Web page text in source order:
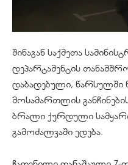
შინაგან საქმეთა
დეპარტამენტის
დაბადებული, წარსულში
მოსამართლის
ბრალი ქურდული
გამოძალვაში ედება.